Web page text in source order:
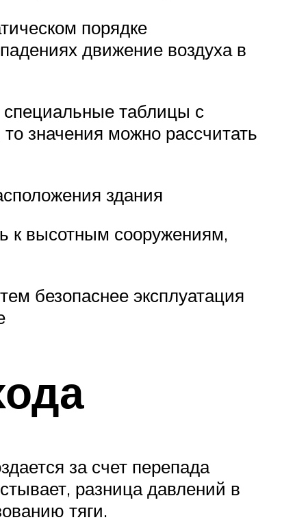
порядке
движение воздуха в
таблицы с
значения можно рассчитать
здания
к высотным сооружениям,
безопаснее эксплуатация
за счет перепада
разница давлений в
тяги.